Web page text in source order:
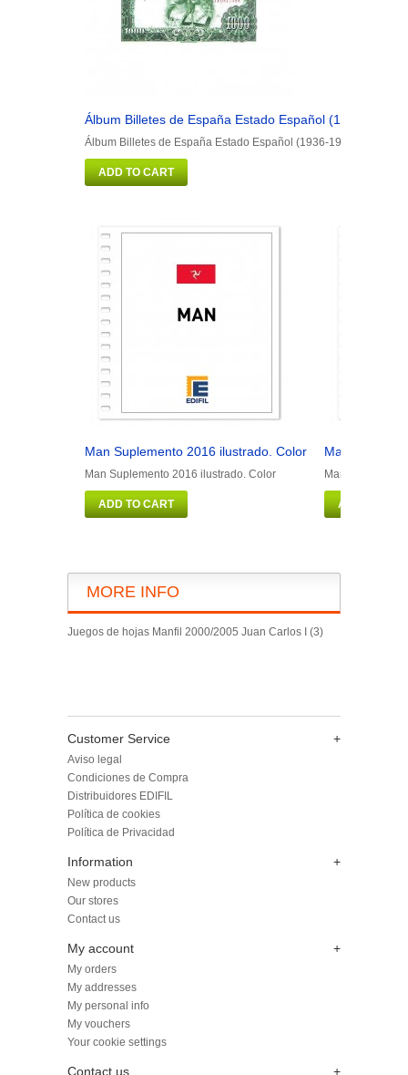
Álbum Billetes de España Estado Español (1936-1975)
Álbum Billetes de España Estado Español (1936-1975)
ADD TO CART
Man Suplemento 2016 ilustrado. Color
Man Suplemento 2016 ilustrado. Color
ADD TO CART
Man
Man
ADD TO
MORE INFO
Juegos de hojas Manfil 2000/2005 Juan Carlos I (3)
Customer Service +
Aviso legal
Condiciones de Compra
Distribuidores EDIFIL
Política de cookies
Política de Privacidad
Information +
New products
Our stores
Contact us
My account +
My orders
My addresses
My personal info
My vouchers
Your cookie settings
Contact us +